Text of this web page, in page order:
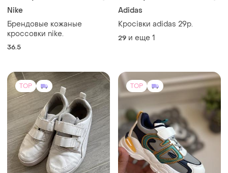
Nike
Брендовые кожаные
кроссовки nike.
36.5
Adidas
Кросівки adidas 29р.
29 и еще 1
TOP TOP